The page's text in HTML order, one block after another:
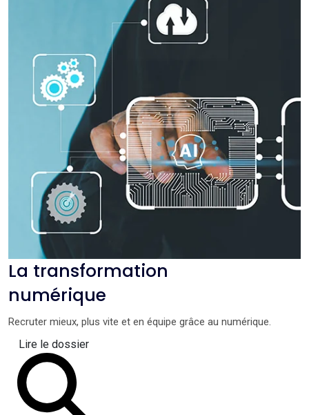
La transformation
numérique
Recruter mieux, plus vite et en équipe grâce au numérique.
Lire le dossier